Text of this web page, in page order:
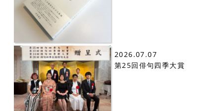
2026.07.07
第25回俳句四季大賞